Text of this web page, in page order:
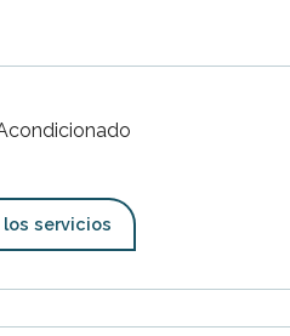
servicios